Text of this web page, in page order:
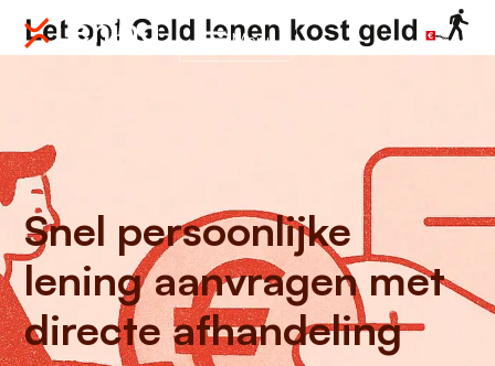
Menu
Snel persoonlijke
lening aanvragen met
directe afhandeling